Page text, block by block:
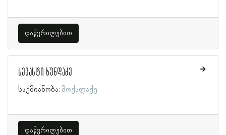
დაწვრილებით
სევასტი ხუნდაძე
საქმიანობა: მოქალაქე
დაწვრილებით